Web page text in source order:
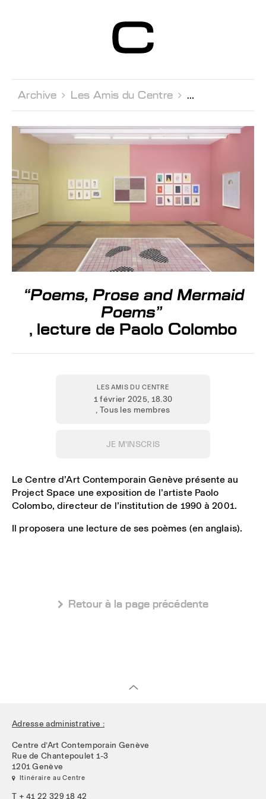
Contemporain
Genève
Archive  Les Amis du Centre 
“Poems, Prose and Mermaid
Poems”
, lecture de Paolo Colombo
LES AMIS DU CENTRE
1 février 2025, 18.30
, Tous les membres
JE M'INSCRIS
Le Centre d’Art Contemporain Genève présente au
Project Space une exposition de l’artiste Paolo
Colombo, directeur de l’institution de 1990 à 2001.
Il proposera une lecture de ses poèmes (en anglais).
 Retour à la page précédente
Adresse administrative :
Centre d’Art Contemporain Genève
Rue de Chantepoulet 1-3
1201 Genève
 Itinéraire au Centre
T + 41 22 329 18 42